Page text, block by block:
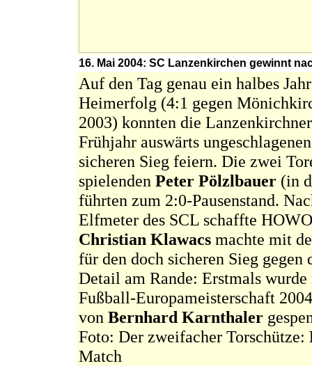
16. Mai 2004: SC Lanzenkirchen gewinnt
Auf den Tag genau ein halbes
Heimerfolg (4:1 gegen
2003) konnten die
Frühjahr auswärts
sicheren Sieg feiern. Die zwei
spielenden Peter Pölzlbauer (in
führten zum 2:0-Pausenstand.
Elfmeter des SCL schaffte
Christian Klawacs machte mit
für den doch sicheren Sieg gegen
Detail am Rande: Erstmals
Fußball-Europameisterschaft
von Bernhard Karnthaler
Foto: Der zweifacher Torschütze:
Match